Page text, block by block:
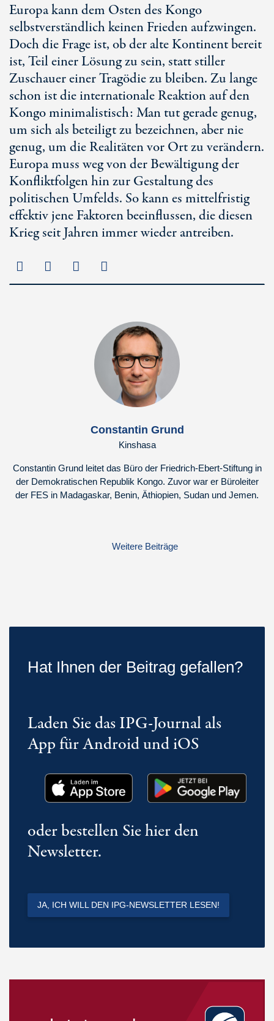
Europa kann dem Osten des Kongo
selbstverständlich keinen Frieden aufzwingen.
Doch die Frage ist, ob der alte Kontinent bereit
ist, Teil einer Lösung zu sein, statt stiller
Zuschauer einer Tragödie zu bleiben. Zu lange
schon ist die internationale Reaktion auf den
Kongo minimalistisch: Man tut gerade genug,
um sich als beteiligt zu bezeichnen, aber nie
genug, um die Realitäten vor Ort zu verändern.
Europa muss weg von der Bewältigung der
Konfliktfolgen hin zur Gestaltung des
politischen Umfelds. So kann es mittelfristig
effektiv jene Faktoren beeinflussen, die diesen
Krieg seit Jahren immer wieder antreiben.
Constantin Grund
Kinshasa
Constantin Grund leitet das Büro der Friedrich-Ebert-Stiftung in
der Demokratischen Republik Kongo. Zuvor war er Büroleiter
der FES in Madagaskar, Benin, Äthiopien, Sudan und Jemen.
Weitere Beiträge
Hat Ihnen der Beitrag gefallen?
Laden Sie das IPG-Journal als
App für Android und iOS
oder bestellen Sie hier den
Newsletter.
JA, ICH WILL DEN IPG-NEWSLETTER LESEN!